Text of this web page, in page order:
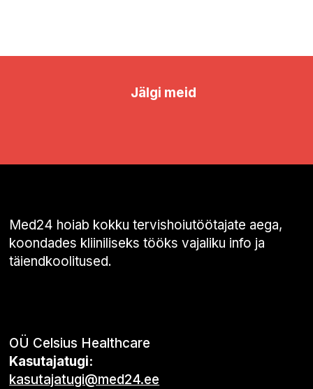
Jälgi meid
Med24 hoiab kokku tervishoiutöötajate aega,
koondades kliiniliseks tööks vajaliku info ja
täiendkoolitused.
OÜ Celsius Healthcare
Kasutajatugi:
kasutajatugi@med24.ee